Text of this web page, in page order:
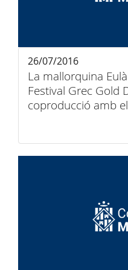
La mallorquina
Festival Grec Gold
coproducció amb
26/07/2016